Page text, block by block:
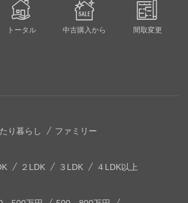
トータル 中古購入から 間取変更
り暮らし ファミリー
２LDK ３LDK ４LDK以上